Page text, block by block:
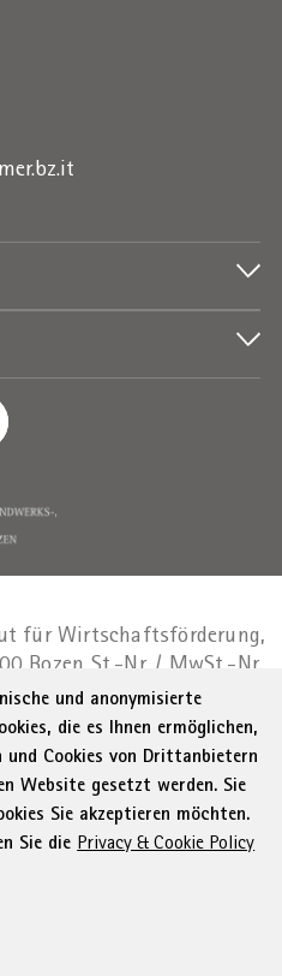
für Wirtschaftsförderung,
Bozen St.-Nr. / MwSt.-Nr.
|administration-
Menu Footer
Privacy
AGB
Sitemap
Cookie Policy
und anonymisierte
die es Ihnen ermöglichen,
Cookies von Drittanbietern
Website gesetzt werden. Sie
Sie akzeptieren möchten.
Sie die Privacy & Cookie Policy